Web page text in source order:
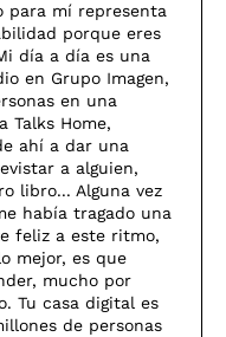
para mí representa
porque eres
día a día es una
en Grupo Imagen,
en una
Talks Home,
ahí a dar una
a alguien,
libro... Alguna vez
había tragado una
feliz a este ritmo,
mejor, es que
mucho por
Tu casa digital es
de personas